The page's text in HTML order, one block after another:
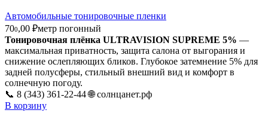
Автомобильные тонировочные пленки
700,00 ₽метр погонный
Тонировочная плёнка ULTRAVISION SUPREME 5% —
максимальная приватность, защита салона от выгорания и
снижение ослепляющих бликов. Глубокое затемнение 5% для
задней полусферы, стильный внешний вид и комфорт в
солнечную погоду.
📞 8 (343) 361-22-44 🌐 солнцанет.рф
В корзину